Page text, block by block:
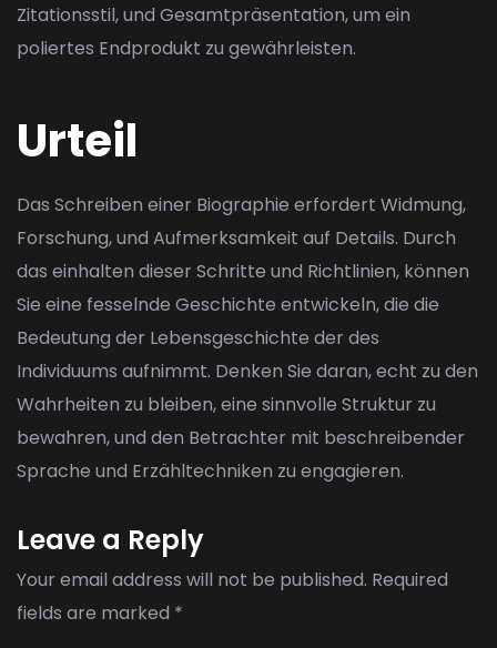
Zitationsstil, und Gesamtpräsentation, um ein
poliertes Endprodukt zu gewährleisten.
Urteil
Das Schreiben einer Biographie erfordert Widmung,
Forschung, und Aufmerksamkeit auf Details. Durch
das einhalten dieser Schritte und Richtlinien, können
Sie eine fesselnde Geschichte entwickeln, die die
Bedeutung der Lebensgeschichte der des
Individuums aufnimmt. Denken Sie daran, echt zu den
Wahrheiten zu bleiben, eine sinnvolle Struktur zu
bewahren, und den Betrachter mit beschreibender
Sprache und Erzähltechniken zu engagieren.
Leave a Reply
Your email address will not be published. Required
fields are marked *